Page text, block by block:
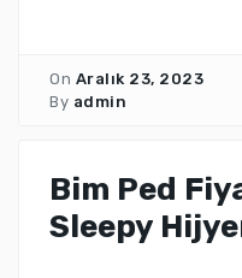
On Aralık 23, 2023
By admin
Bim Ped
Sleepy